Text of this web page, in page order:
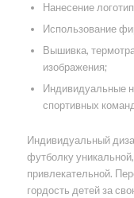
Нанесение
Использование
Вышивка,
изображения;
Индивидуальные
спортивных
Индивидуальный
футболку
привлекательной.
гордость детей за